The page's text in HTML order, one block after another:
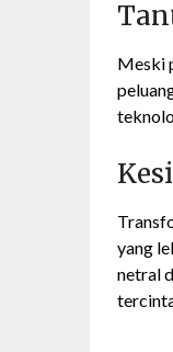
Meski
yang
netral